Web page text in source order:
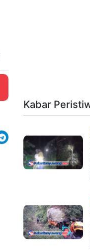
Kabar